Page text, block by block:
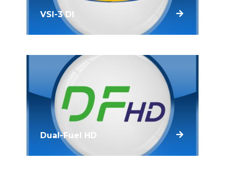
VSI-3 DI
Het aantal beschikbare LPG- en CNG-
systemen voor auto's met een directe
Dankzij ons uitgebreide leveringsprogramma
lopen wij voorop in de markt.
Dual-Fuel HD
Het Prins Dual-Fuel Heavy Duty systeem is
een innovatief brandstofsysteem. Het